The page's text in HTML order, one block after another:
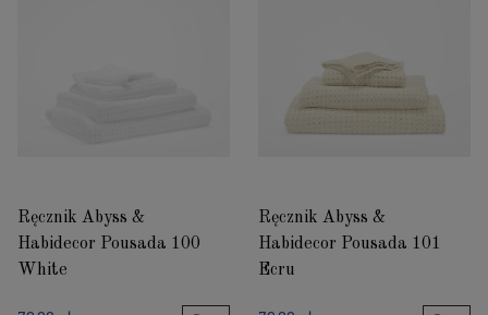
Ręcznik Abyss &
Habidecor Pousada 100
White
Ręcznik Abyss &
Habidecor Pousada 101
Ecru